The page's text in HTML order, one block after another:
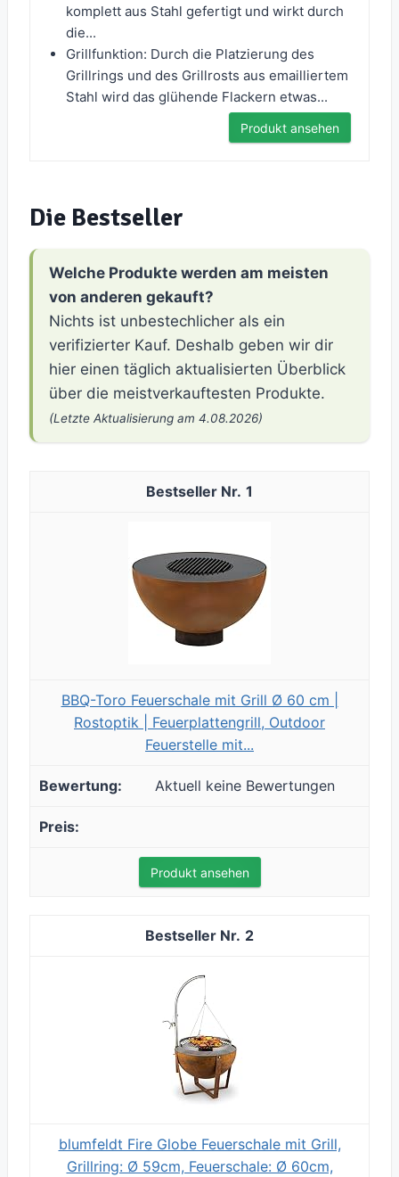
komplett aus Stahl gefertigt und wirkt durch
die...
Grillfunktion: Durch die Platzierung des
Grillrings und des Grillrosts aus emailliertem
Stahl wird das glühende Flackern etwas...
Produkt ansehen
Die Bestseller
Welche Produkte werden am meisten
von anderen gekauft?
Nichts ist unbestechlicher als ein
verifizierter Kauf. Deshalb geben wir dir
hier einen täglich aktualisierten Überblick
über die meistverkauftesten Produkte.
(Letzte Aktualisierung am 4.08.2026)
1
BBQ-Toro Feuerschale mit Grill Ø 60 cm |
Rostoptik | Feuerplattengrill, Outdoor
Feuerstelle mit...
Aktuell keine Bewertungen
Produkt ansehen
2
blumfeldt Fire Globe Feuerschale mit Grill,
Grillring: Ø 59cm, Feuerschale: Ø 60cm,